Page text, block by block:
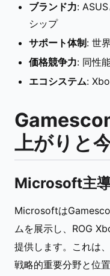
ブランド力:
シップ
サポート体制 : 世
価格競争力: 同性
エコシステム:
上がりと
Microsoft主
Microsoftは
ムを展示し、ROG
提供します。これは
戦略的重要分野と位